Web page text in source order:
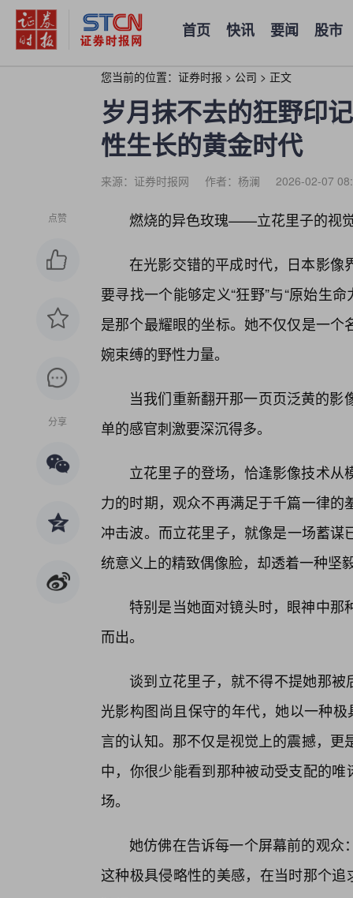
首页 快讯 要闻 股市
您当前的位置： 证券时报 > 公司 > 正文
岁月抹不去的狂野印
性生长的黄金时代
来源：证券时报网 作者：杨澜 2026-02-07
点赞
分享
燃烧的异色玫瑰——立花里子的视
在光影交错的平成时代，日本影像
要寻找一个能够定义“狂野”与“原始生
是那个最耀眼的坐标。她不仅仅是一
婉束缚的野性力量。
当我们重新翻开那一页页泛黄的
单的感官刺激要深沉得多。
立花里子的登场，恰逢影像技术
力的时期，观众不再满足于千篇一律
冲击波。而立花里子，就像是一场蓄
统意义上的精致偶像脸，却透着一种坚
特别是当她面对镜头时，眼神中那
而出。
谈到立花里子，就不得不提她那被
光影构图尚且保守的年代，她以一种
言的认知。那不仅是视觉上的震撼，
中，你很少能看到那种被动受支配的
场。
她仿佛在告诉每一个屏幕前的观
这种极具侵略性的美感，在当时那个